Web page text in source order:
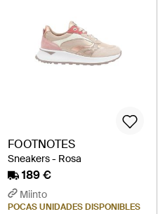
FOOTNOTES
Sneakers - Rosa
189 €
Miinto
POCAS UNIDADES DISPONIBLES